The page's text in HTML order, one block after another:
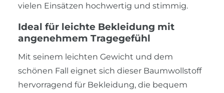
vielen Einsätzen hochwertig und stimmig.
Ideal für leichte Bekleidung mit
angenehmem Tragegefühl
Mit seinem leichten Gewicht und dem
schönen Fall eignet sich dieser Baumwollstoff
hervorragend für Bekleidung, die bequem